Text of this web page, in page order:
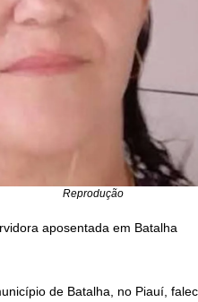
Reprodução
aposentada em Batalha
de Batalha, no Piauí,